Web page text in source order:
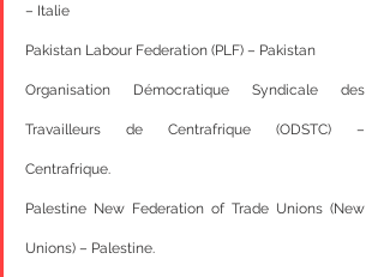
– Italie
Pakistan Labour Federation (PLF) – Pakistan
Organisation Démocratique Syndicale des
Travailleurs de Centrafrique (ODSTC) –
Centrafrique.
Palestine New Federation of Trade Unions (New
Unions) – Palestine.